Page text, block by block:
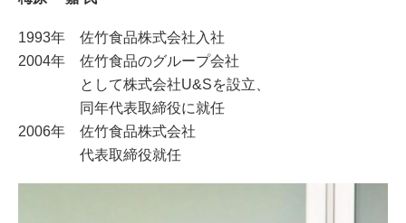
1993年 佐竹食品株式会社入社
2004年 佐竹食品のグループ会社
として株式会社U&Sを設立、
同年代表取締役に就任
2006年 佐竹食品株式会社
代表取締役就任